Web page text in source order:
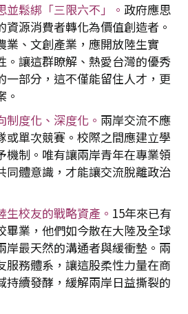
並鬆綁「三限六不」。 政府應思
源消費者轉化為價值創造者。
業、文創產業，應開放陸生實
。讓這群瞭解、熱愛台灣的優秀
一部分，這不僅能留住人才，更
。
制度化、深度化。 兩岸交流不應
或單次競賽。校際之間應建立學
機制。唯有讓兩岸青年在專業領
同體意識，才能讓交流脫離政治
生校友的戰略資產。 15年來已有
畢業，他們如今散在大陸及全球
岸最天然的溝通者與緩衝墊。兩
服務體系，讓這股柔性力量在商
持續發酵，緩解兩岸日益撕裂的